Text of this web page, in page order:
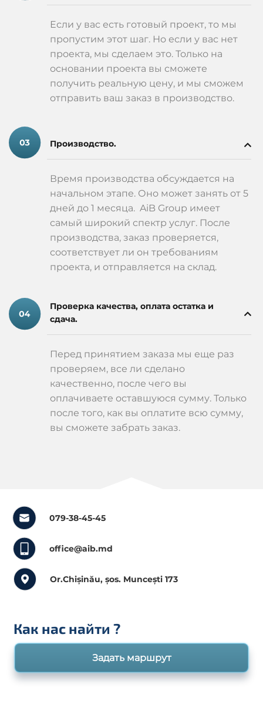
Если у вас есть готовый проект, то мы
пропустим этот шаг. Но если у вас нет
проекта, мы сделаем это. Только на
основании проекта вы сможете
получить реальную цену, и мы сможем
отправить ваш заказ в производство.
Производство.
Время производства обсуждается на
начальном этапе. Оно может занять от 5
дней до 1 месяца. AiB Group имеет
самый широкий спектр услуг. После
производства, заказ проверяется,
соответствует ли он требованиям
проекта, и отправляется на склад.
Проверка качества, оплата остатка и
сдача.
Перед принятием заказа мы еще раз
проверяем, все ли сделано
качественно, после чего вы
оплачиваете оставшуюся сумму. Только
после того, как вы оплатите всю сумму,
вы сможете забрать заказ.
079-38-45-45
office@aib.md
Or.Chișinău, șos. Muncești 173
Как нас найти ?
Задать маршрут